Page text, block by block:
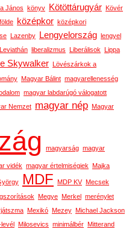
János könyv Kötöttárugyár
Kövér
középkor középkori
Lazenby Lengyelország
lengyel
Leviathán liberalizmus Liberálisok
Lippa
Skywalker
Lövészárkok a
Magyar Bálint magyarellenesség
magyar labdarúgó válogatott
Nemzet magyar nép Magyar
magyarság magyar
vidék magyar értelmiségiek Majka
MDF MDP KV Mecsek
Megye Merkel
merénylet
Mexikó Mezey Michael Jackson
Milosevics minimálbér Mitterand